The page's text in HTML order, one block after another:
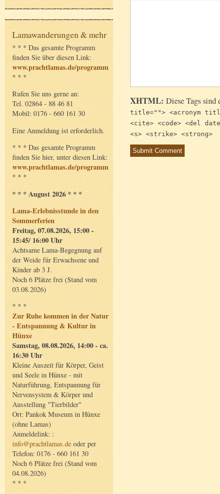
Lamawanderungen & mehr
* * * Das gesamte Programm
finden Sie über diesen Link:
www.prachtlamas.de/programm
* * *
Rufen Sie uns gerne an:
Tel. 02864 - 88 46 81
Mobil: 0176 - 660 161 30
Eine Anmeldung ist erforderlich.
* * * Das gesamte Programm
finden Sie hier, unter diesen Link:
www.prachtlamas.de/programm
* * *
* * * August 2026 * * *
Lama-Erlebnisstunde in den
Sommerferien
Freitag, 07.08.2026, 15:00 -
15:45/ 16:00 Uhr
Achtsame Lama-Begegnung auf
der Weide für Erwachsene und
Kinder ab 3 J.
Noch 6 Plätze frei (Stand vom
03.08.2026)
* * *
Zur Ruhe kommen in der Natur
- Entspannung & Kultur in
Hünxe
Samstag, 08.08.2026, 14:00 - ca.
16:30 Uhr
Kleine Auszeit für Körper, Geist
und Seele in Hünxe - mit
Naturführung, Entspannung für
Nervensystem & Körper und
Ausstellung "Tierbilder"
Ort: Pankok Museum in Hünxe
(ohne Lamas)
Anmeldelink: :
info@prachtlamas.de oder per
Telefon: 0176 - 660 161 30
Noch 6 Plätze frei (Stand vom
04.08.2026)
* * *
XHTML: Diese Tags
title=""> <acronym
<cite> <code> <del
<s> <strike> <strong>